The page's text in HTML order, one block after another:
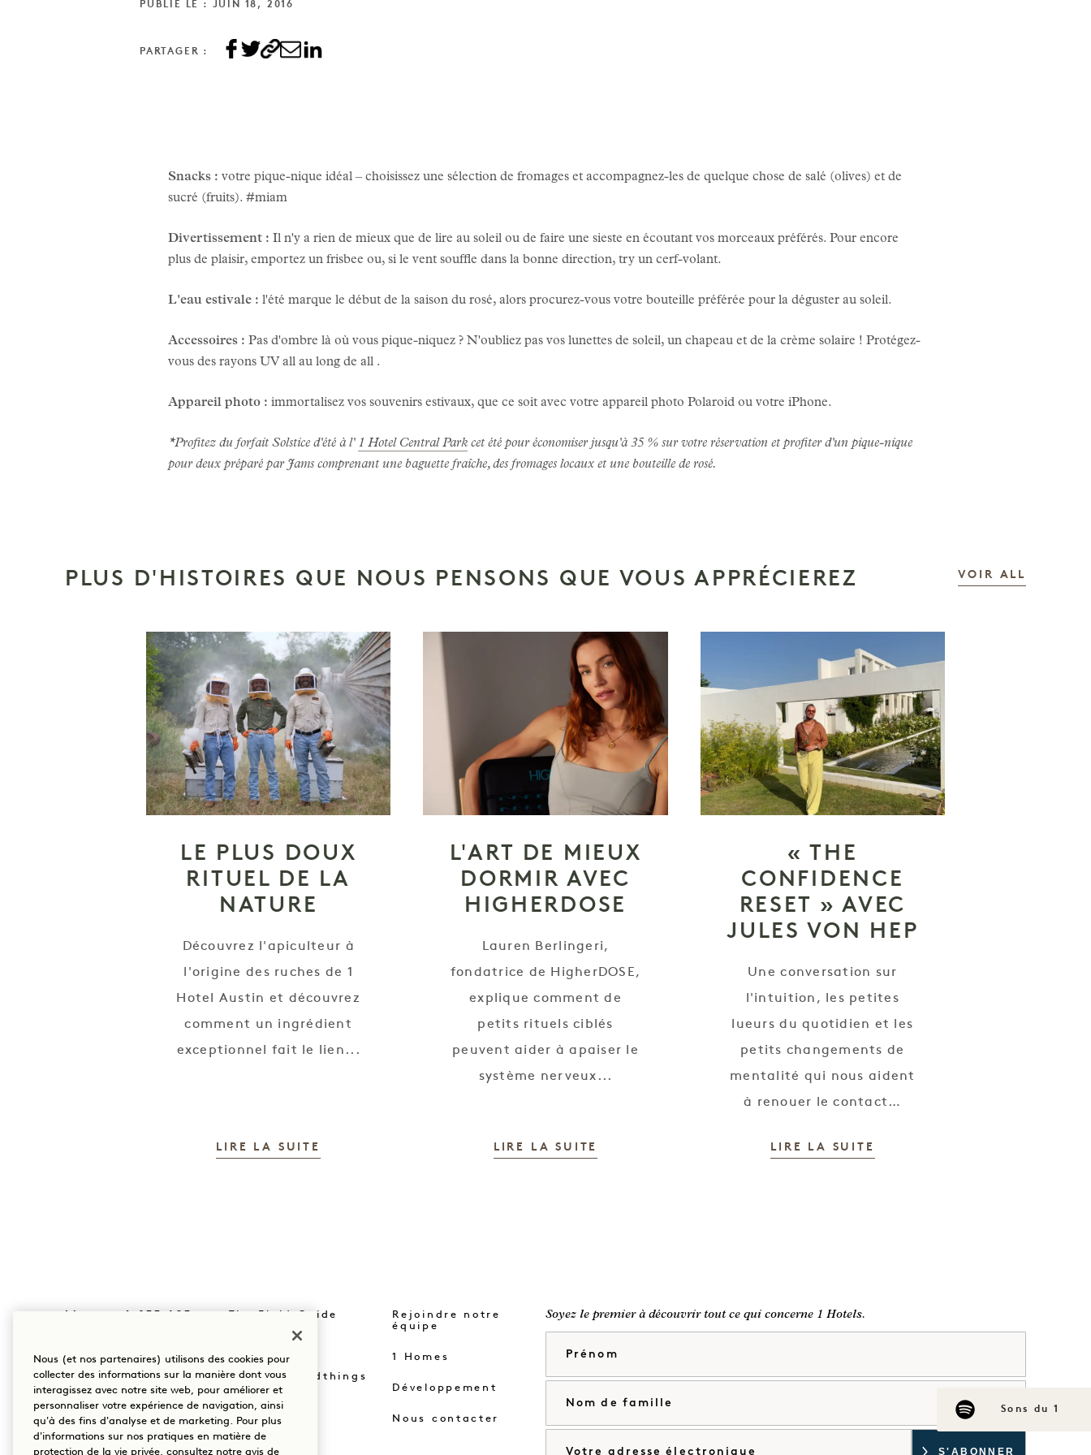
PUBLIÉ LE : JUIN 18, 2016
PARTAGER :
Snacks : votre pique-nique idéal – choisissez une sélection de fromages et accompagnez-les de quelque chose de salé (olives) et de
sucré (fruits). #miam
Divertissement : Il n'y a rien de mieux que de lire au soleil ou de faire une sieste en écoutant vos morceaux préférés. Pour encore
plus de plaisir, emportez un frisbee ou, si le vent souffle dans la bonne direction, try un cerf-volant.
L'eau estivale : l'été marque le début de la saison du rosé, alors procurez-vous votre bouteille préférée pour la déguster au soleil.
Accessoires : Pas d'ombre là où vous pique-niquez ? N'oubliez pas vos lunettes de soleil, un chapeau et de la crème solaire ! Protégez-
vous des rayons UV all au long de all .
Appareil photo : immortalisez vos souvenirs estivaux, que ce soit avec votre appareil photo Polaroid ou votre iPhone.
*Profitez du forfait Solstice d'été à l' 1 Hotel Central Park cet été pour économiser jusqu'à 35 % sur votre réservation et profiter d'un pique-nique
pour deux préparé par Jams comprenant une baguette fraîche, des fromages locaux et une bouteille de rosé.
PLUS D'HISTOIRES QUE NOUS PENSONS QUE VOUS APPRÉCIEREZ VOIR ALL
LE PLUS DOUX
RITUEL DE LA
NATURE
Découvrez l'apiculteur à
l'origine des ruches de 1
Hotel Austin et découvrez
comment un ingrédient
exceptionnel fait le lien...
LIRE LA SUITE
L'ART DE MIEUX
DORMIR AVEC
HIGHERDOSE
Lauren Berlingeri,
fondatrice de HigherDOSE,
explique comment de
petits rituels ciblés
peuvent aider à apaiser le
système nerveux...
LIRE LA SUITE
« THE
CONFIDENCE
RESET » AVEC
JULES VON HEP
Une conversation sur
l'intuition, les petites
lueurs du quotidien et les
petits changements de
mentalité qui nous aident
à renouer le contact…
LIRE LA SUITE
Sons du 1
Livre : +1 833 623
Nos implantations
Notre histoire
Durabilité
The Field Guide
Acheter Goodthings
Mission
Rejoindre notre
équipe
1 Homes
Développement
Nous contacter
Soyez le premier à découvrir tout ce qui concerne 1 Hotels.
Nous (et nos partenaires) utilisons des cookies pour
collecter des informations sur la manière dont vous
interagissez avec notre site web, pour améliorer et
personnaliser votre expérience de navigation, ainsi
qu'à des fins d'analyse et de marketing. Pour plus
d'informations sur nos pratiques en matière de
protection de la vie privée, consultez notre avis de